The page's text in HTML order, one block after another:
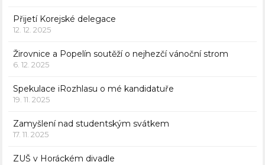
Přijetí Korejské delegace
12. 12. 2025
Žirovnice a Popelín soutěží o nejhezčí vánoční strom
6. 12. 2025
Spekulace iRozhlasu o mé kandidatuře
19. 11. 2025
Zamyšlení nad studentským svátkem
17. 11. 2025
ZUŠ v Horáckém divadle